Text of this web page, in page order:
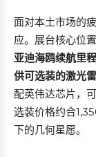
面对本土市场的
应。展台核心位
亚迪海鸥续航里
供可选装的激光雷
配英伟达芯片，
选装价格约合
下的几何星愿。